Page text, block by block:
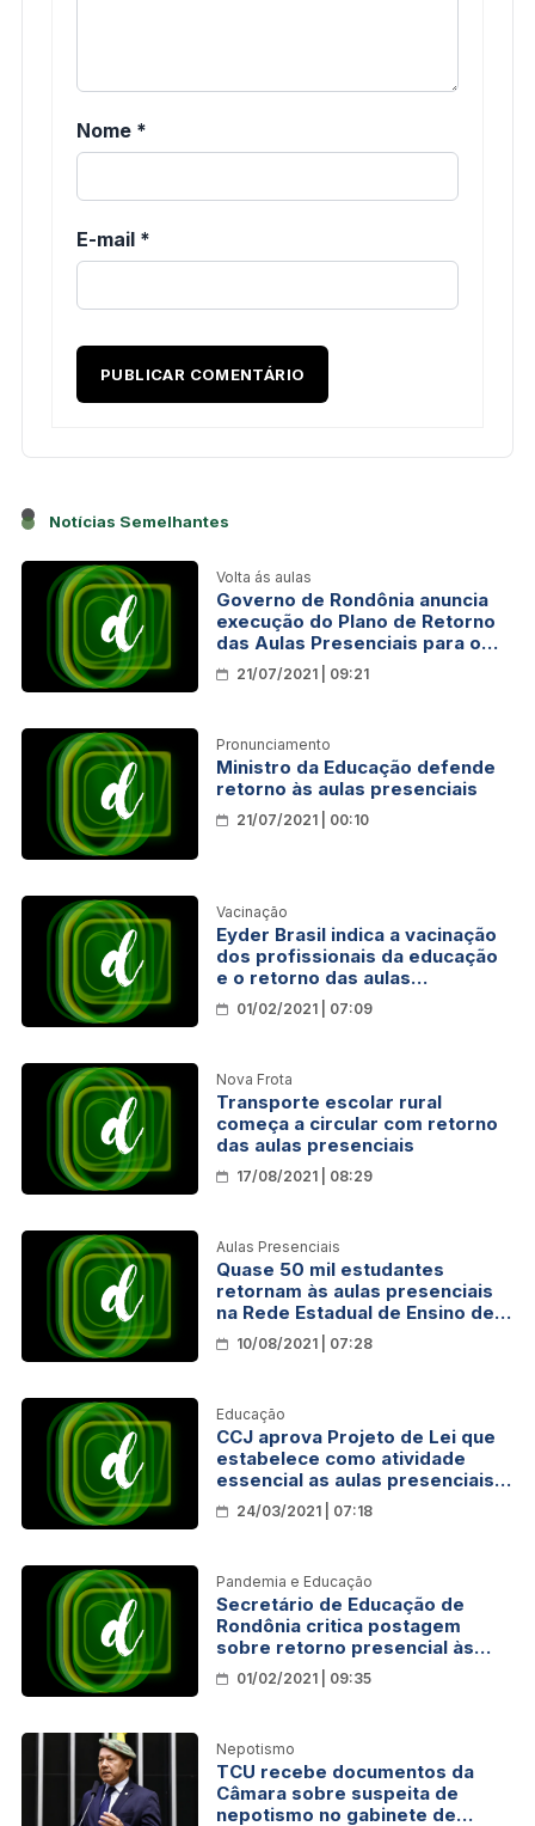
Nome *
E-mail *
Notícias Semelhantes
Volta ás aulas
Governo de Rondônia anuncia
execução do Plano de Retorno
das Aulas Presenciais para o
próximo dia 9 de agosto
21/07/2021 | 09:21
Pronunciamento
Ministro da Educação defende
retorno às aulas presenciais
21/07/2021 | 00:10
Vacinação
Eyder Brasil indica a vacinação
dos profissionais da educação
e o retorno das aulas
presenciais em Rondônia
01/02/2021 | 07:09
Nova Frota
Transporte escolar rural
começa a circular com retorno
das aulas presenciais
17/08/2021 | 08:29
Aulas Presenciais
Quase 50 mil estudantes
retornam às aulas presenciais
na Rede Estadual de Ensino de
Rondônia
10/08/2021 | 07:28
Educação
CCJ aprova Projeto de Lei que
estabelece como atividade
essencial as aulas presenciais
em Rondônia
24/03/2021 | 07:18
Pandemia e Educação
Secretário de Educação de
Rondônia critica postagem
sobre retorno presencial às
aulas: ‘‘Ideia nazista de
extermínio social’’
01/02/2021 | 09:35
Nepotismo
TCU recebe documentos da
Câmara sobre suspeita de
nepotismo no gabinete de